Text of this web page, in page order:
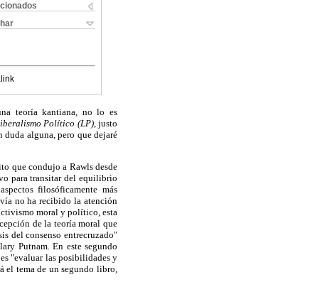
teoría kantiana, no lo es
Político (LP), justo
alguna, pero que dejaré
que condujo a Rawls desde
para transitar del equilibrio
filosóficamente más
no ha recibido la atención
moral y político, esta
de la teoría moral que
del consenso entrecruzado"
Putnam. En este segundo
"evaluar las posibilidades y
el tema de un segundo libro,